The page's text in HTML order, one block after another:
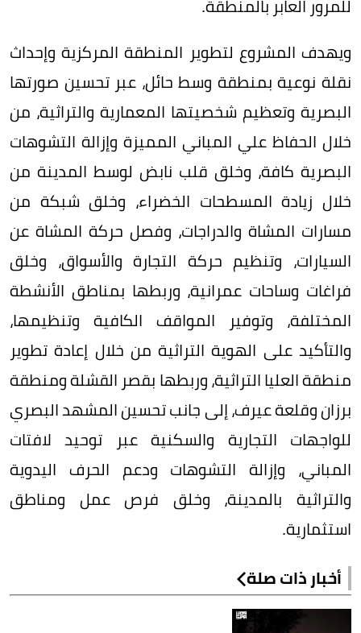
ويهدف المشروع لتطوير المنطقة المركزية وإحداث
نقلة نوعية بمنطقة وسط حائل، عبر تحسين صورتها
البصرية وتعظيم شخصيتها المعمارية والتراثية، من
خلال الحفاظ علي المباني المميزة وإزالة التشوهات
البصرية كافة، وخلق قلب نابض لوسط المدينة من
خلال زيادة المسطحات الخضراء، وخلق شبكة من
مسارات المشاة والدراجات، وفصل حركة المشاة عن
السيارات، وتنظيم حركة التجارة والأسواق، وخلق
فراغات وساحات عمرانية، وربطها بمناطق الأنشطة
المختلفة، وتوفير المواقف الكافية وتنظيمها،
والتأكيد على الهوية التراثية من خلال إعادة تطوير
منطقة العليا التراثية، وربطها بقصر القشلة ومنطقة
برزان وقلعة عيرف، إلى جانب تحسين المشهد البصري
للواجهات التجارية والسكنية عبر توحيد لافتات
المباني، وإزالة التشوهات ودعم الحرف اليدوية
والتراثية بالمدينة، وخلق فرص عمل ومناطق
استثمارية.
أخبار ذات صلة